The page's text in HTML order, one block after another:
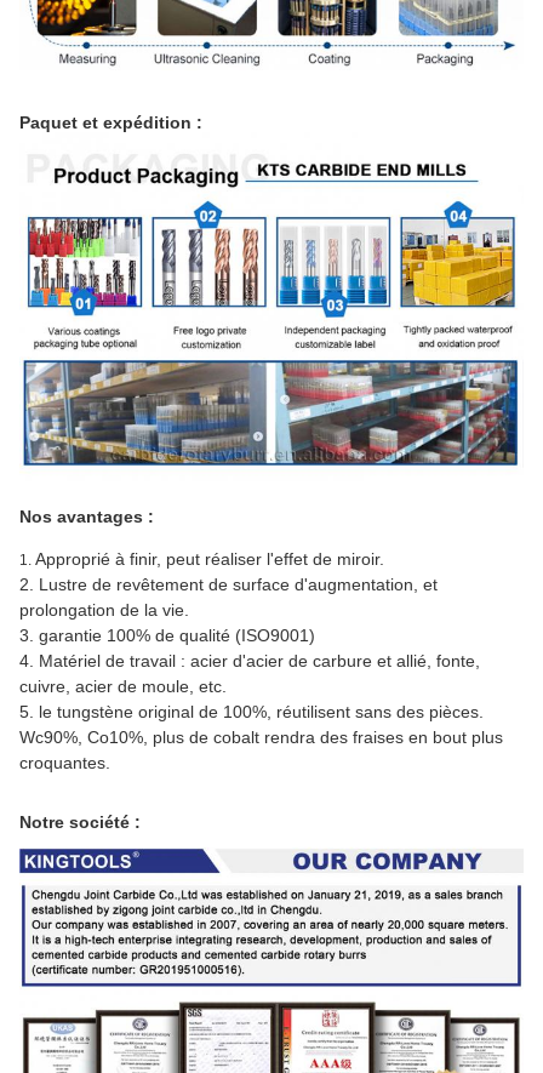
Paquet et expédition :
Nos avantages :
1. Approprié à finir, peut réaliser l'effet de miroir.
2. Lustre de revêtement de surface d'augmentation, et
prolongation de la vie.
3. garantie 100% de qualité (ISO9001)
4. Matériel de travail : acier d'acier de carbure et allié, fonte,
cuivre, acier de moule, etc.
5. le tungstène original de 100%, réutilisent sans des pièces.
Wc90%, Co10%, plus de cobalt rendra des fraises en bout plus
croquantes.
Notre société :